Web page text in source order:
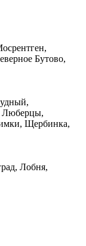
Бутово,
Люберцы,
Щербинка,
Лобня,